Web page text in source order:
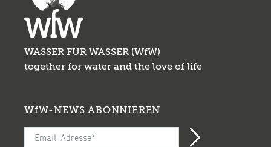
WASSER FÜR WASSER (WfW)
together for water and the love of life
WfW-NEWS ABONNIEREN